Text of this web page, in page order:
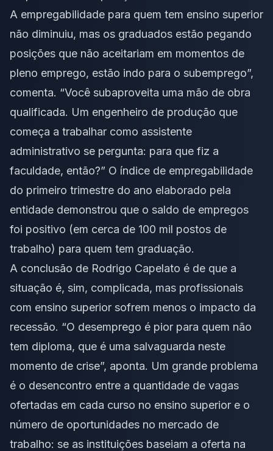
A empregabilidade para quem tem ensino superior
não diminuiu, mas os graduados estão pegando
posições que não aceitariam em momentos de
pleno emprego, estão indo para o subemprego”,
comenta. “Você subaproveita uma mão de obra
qualificada. Um engenheiro de produção que
começa a trabalhar como assistente
administrativo se pergunta: para que fiz a
faculdade, então?” O índice de empregabilidade
do primeiro trimestre do ano elaborado pela
entidade demonstrou que o saldo de empregos
foi positivo (em cerca de 100 mil postos de
trabalho) para quem tem graduação.
A conclusão de Rodrigo Capelato é de que a
situação é, sim, complicada, mas profissionais
com ensino superior sofrem menos o impacto da
recessão. “O desemprego é pior para quem não
tem diploma, que é uma salvaguarda neste
momento de crise”, aponta. Um grande problema
é o desencontro entre a quantidade de vagas
ofertadas em cada curso no ensino superior e o
número de oportunidades no mercado de
trabalho: se as instituições baseiam a oferta na